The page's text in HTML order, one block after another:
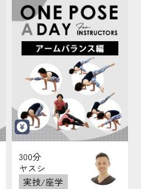
300分
ヤスシ
実技/座学